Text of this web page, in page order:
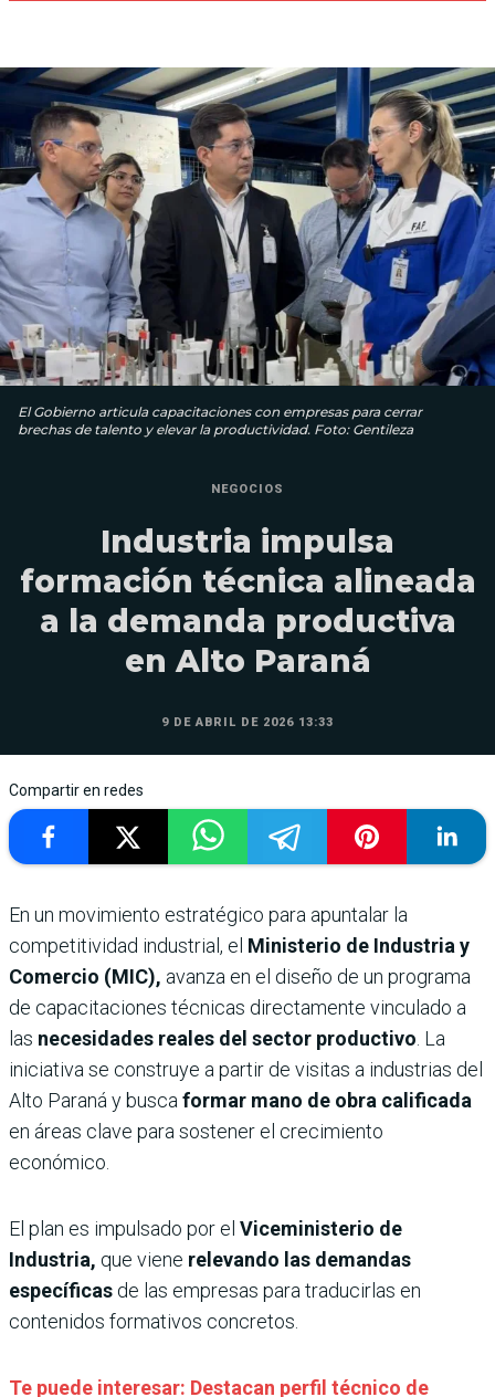
El Gobierno articula capacitaciones con empresas para cerrar
brechas de talento y elevar la productividad. Foto: Gentileza
NEGOCIOS
Industria impulsa
formación técnica alineada
a la demanda productiva
en Alto Paraná
9 DE ABRIL DE 2026 13:33
Compartir en redes
En un movimiento estratégico para apuntalar la
competitividad industrial, el Ministerio de Industria y
Comercio (MIC), avanza en el diseño de un programa
de capacitaciones técnicas directamente vinculado a
las necesidades reales del sector productivo . La
iniciativa se construye a partir de visitas a industrias del
Alto Paraná y busca formar mano de obra calificada
en áreas clave para sostener el crecimiento
económico.
El plan es impulsado por el Viceministerio de
Industria, que viene relevando las demandas
específicas de las empresas para traducirlas en
contenidos formativos concretos.
Te puede interesar: Destacan perfil técnico de